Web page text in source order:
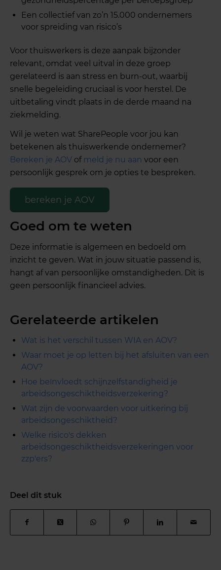
Een collectief van zo’n 15.000 ondernemers
voor spreiding van risico’s
Voor thuiswerkers is deze aanpak bijzonder
relevant, omdat veel uitval in deze groep
gerelateerd is aan stress en burn-out, waarbij
snelle begeleiding cruciaal is voor herstel. De
uitbetaling vindt plaats in de derde maand na
ziekmelding.
Wil je weten wat SharePeople voor jou kan
betekenen als thuiswerkende ondernemer?
Bereken je AOV of meld je nu aan voor een
persoonlijk gesprek om je opties te bespreken.
bereken je AOV
Goed om te weten
Deze informatie is algemeen en bedoeld om
inzicht te geven. Wat in jouw situatie passend is,
hangt af van persoonlijke omstandigheden. Dit is
geen persoonlijk financieel advies.
Gerelateerde artikelen
Wat is het verschil tussen WIA en AOV?
Waar moet je op letten bij het afsluiten van een
AOV?
Hoe beïnvloedt schijnzelfstandigheid je
arbeidsongeschiktheidsverzekering?
Wat zijn de voorwaarden voor uitkering bij
arbeidsongeschiktheid?
Welke risico's dekken
arbeidsongeschiktheidsverzekeringen voor
zzp'ers?
Deel dit stuk